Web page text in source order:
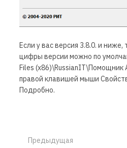
Если у вас версия 3.8.0. и ниже,
цифры версии можно по
Files (x86)\RussianIT\Помощник
правой клавишей мыши
Подробно.
Предыдущая